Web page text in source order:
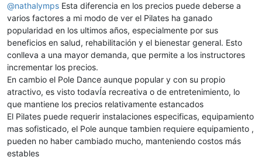
@nathalymps Esta diferencia en los precios puede deberse a
varios factores a mi modo de ver el Pilates ha ganado
popularidad en los ultimos años, especialmente por sus
beneficios en salud, rehabilitación y el bienestar general. Esto
conlleva a una mayor demanda, que permite a los instructores
incrementar los precios.
En cambio el Pole Dance aunque popular y con su propio
atractivo, es visto todavÍa recreativa o de entretenimiento, lo
que mantiene los precios relativamente estancados
El Pilates puede requerir instalaciones especificas, equipamiento
mas sofisticado, el Pole aunque tambien requiere equipamiento ,
pueden no haber cambiado mucho, manteniendo costos más
estables